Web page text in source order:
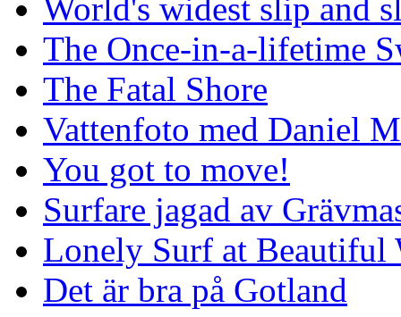
World's widest slip and
The Once-in-a-lifetime
The Fatal Shore
Vattenfoto med Daniel
You got to move!
Surfare jagad av
Lonely Surf at Beautiful
Det är bra på Gotland